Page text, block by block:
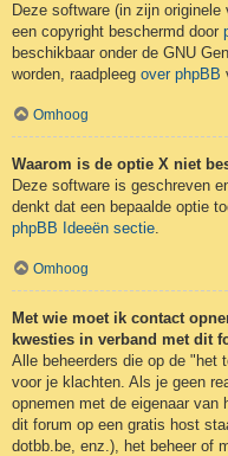
Deze software (in zijn
een copyright beschermd door
beschikbaar onder de GNU
worden, raadpleeg over phpBB
Omhoog
Waarom is de optie X niet
Deze software is geschreven
denkt dat een bepaalde optie
phpBB Ideeën sectie.
Omhoog
Met wie moet ik contact
kwesties in verband met dit
Alle beheerders die op de "het
voor je klachten. Als je geen
opnemen met de eigenaar van
dit forum op een gratis host
dotbb.be, enz.), het beheer of